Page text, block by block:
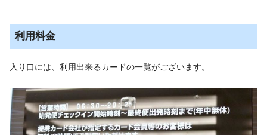
利用料金
入り口には、利用出来るカードの一覧がございます。